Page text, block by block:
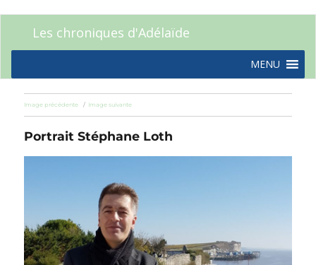
Les chroniques d'Adélaïde
MENU
Image précédente Image suivante
Portrait Stéphane Loth